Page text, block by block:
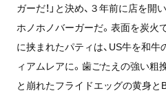
ガーだ！」と決め、３年前に店を
ホノホノバーガーだ。表面を炭火
に挟まれたパティは、US牛を和
ィアムレアに。歯ごたえの強い粗
と崩れたフライドエッグの黄身と